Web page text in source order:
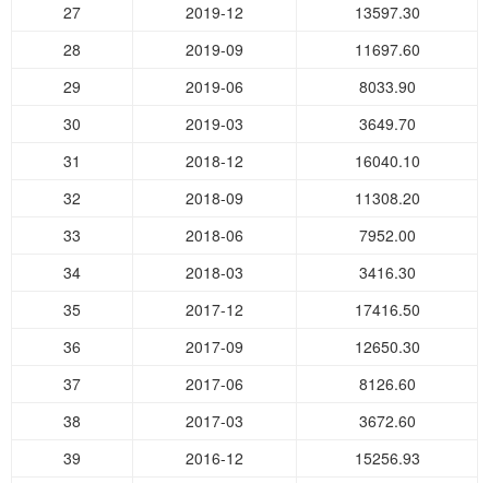
27
2019-12
13597.30
28
2019-09
11697.60
29
2019-06
8033.90
30
2019-03
3649.70
31
2018-12
16040.10
32
2018-09
11308.20
33
2018-06
7952.00
34
2018-03
3416.30
35
2017-12
17416.50
36
2017-09
12650.30
37
2017-06
8126.60
38
2017-03
3672.60
39
2016-12
15256.93